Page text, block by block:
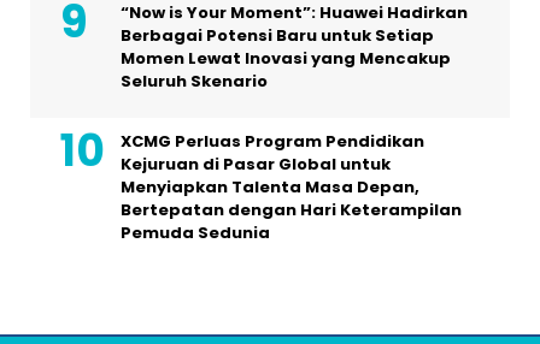
“Now is Your Moment”: Huawei Hadirkan
Berbagai Potensi Baru untuk Setiap
Momen Lewat Inovasi yang Mencakup
Seluruh Skenario
XCMG Perluas Program Pendidikan
Kejuruan di Pasar Global untuk
Menyiapkan Talenta Masa Depan,
Bertepatan dengan Hari Keterampilan
Pemuda Sedunia